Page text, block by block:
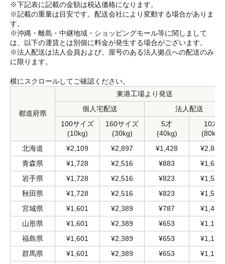
※下記表に記載の金額は税込価格になります。
※記載の重量は目安です。配送会社により変動する場合がありま
す。
※沖縄・離島・中継地域・ショッピングモール等に関しまして
は、以下の運賃とは別個に料金が発生する場合がございます。
※法人配送は法人会員および、屋号のある法人拠点への配送のみ
に限ります。
横にスクロールしてご確認ください。
都道府県
東港工場より発送
個人宅配送
法人配送
100サイズ
(10kg)
160サイズ
(30kg)
5才
(40kg)
10才
(80kg)
北海道
¥2,109 ¥2,897 ¥1,428
¥2,844
青森県
¥1,728 ¥2,516 ¥883
¥1,658
岩手県
¥1,728 ¥2,516 ¥823
¥1,525
秋田県
¥1,728 ¥2,516 ¥823
¥1,525
宮城県
¥1,601 ¥2,389 ¥787
¥1,464
山形県
¥1,601 ¥2,389 ¥653
¥1,198
福島県
¥1,601 ¥2,389 ¥653
¥1,198
群馬県
¥1,601 ¥2,389 ¥653
¥1,198